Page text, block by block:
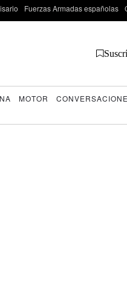
Fuerzas Armadas españolas
MOTOR